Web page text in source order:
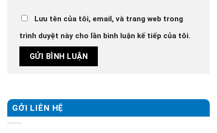
Lưu tên của tôi, email, và trang web trong
trình duyệt này cho lần bình luận kế tiếp của tôi.
GỞI LIÊN HỆ